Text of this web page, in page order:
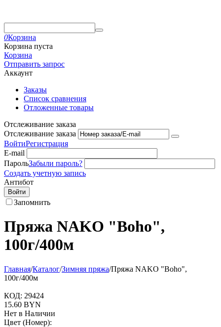
0Корзина
Корзина пуста
Корзина
Отправить запрос
Аккаунт
Заказы
Список сравнения
Отложенные товары
Отслеживание заказа
Отслеживание заказа
ВойтиРегистрация
E-mail
ПарольЗабыли пароль?
Создать учетную запись
Антибот
Войти
Запомнить
Пряжа NAKO "Boho",
100г/400м
Главная/Каталог/Зимняя пряжа/Пряжа NAKO "Boho",
100г/400м
КОД: 29424
15.60 BYN
Нет в Наличии
Цвет (Номер):